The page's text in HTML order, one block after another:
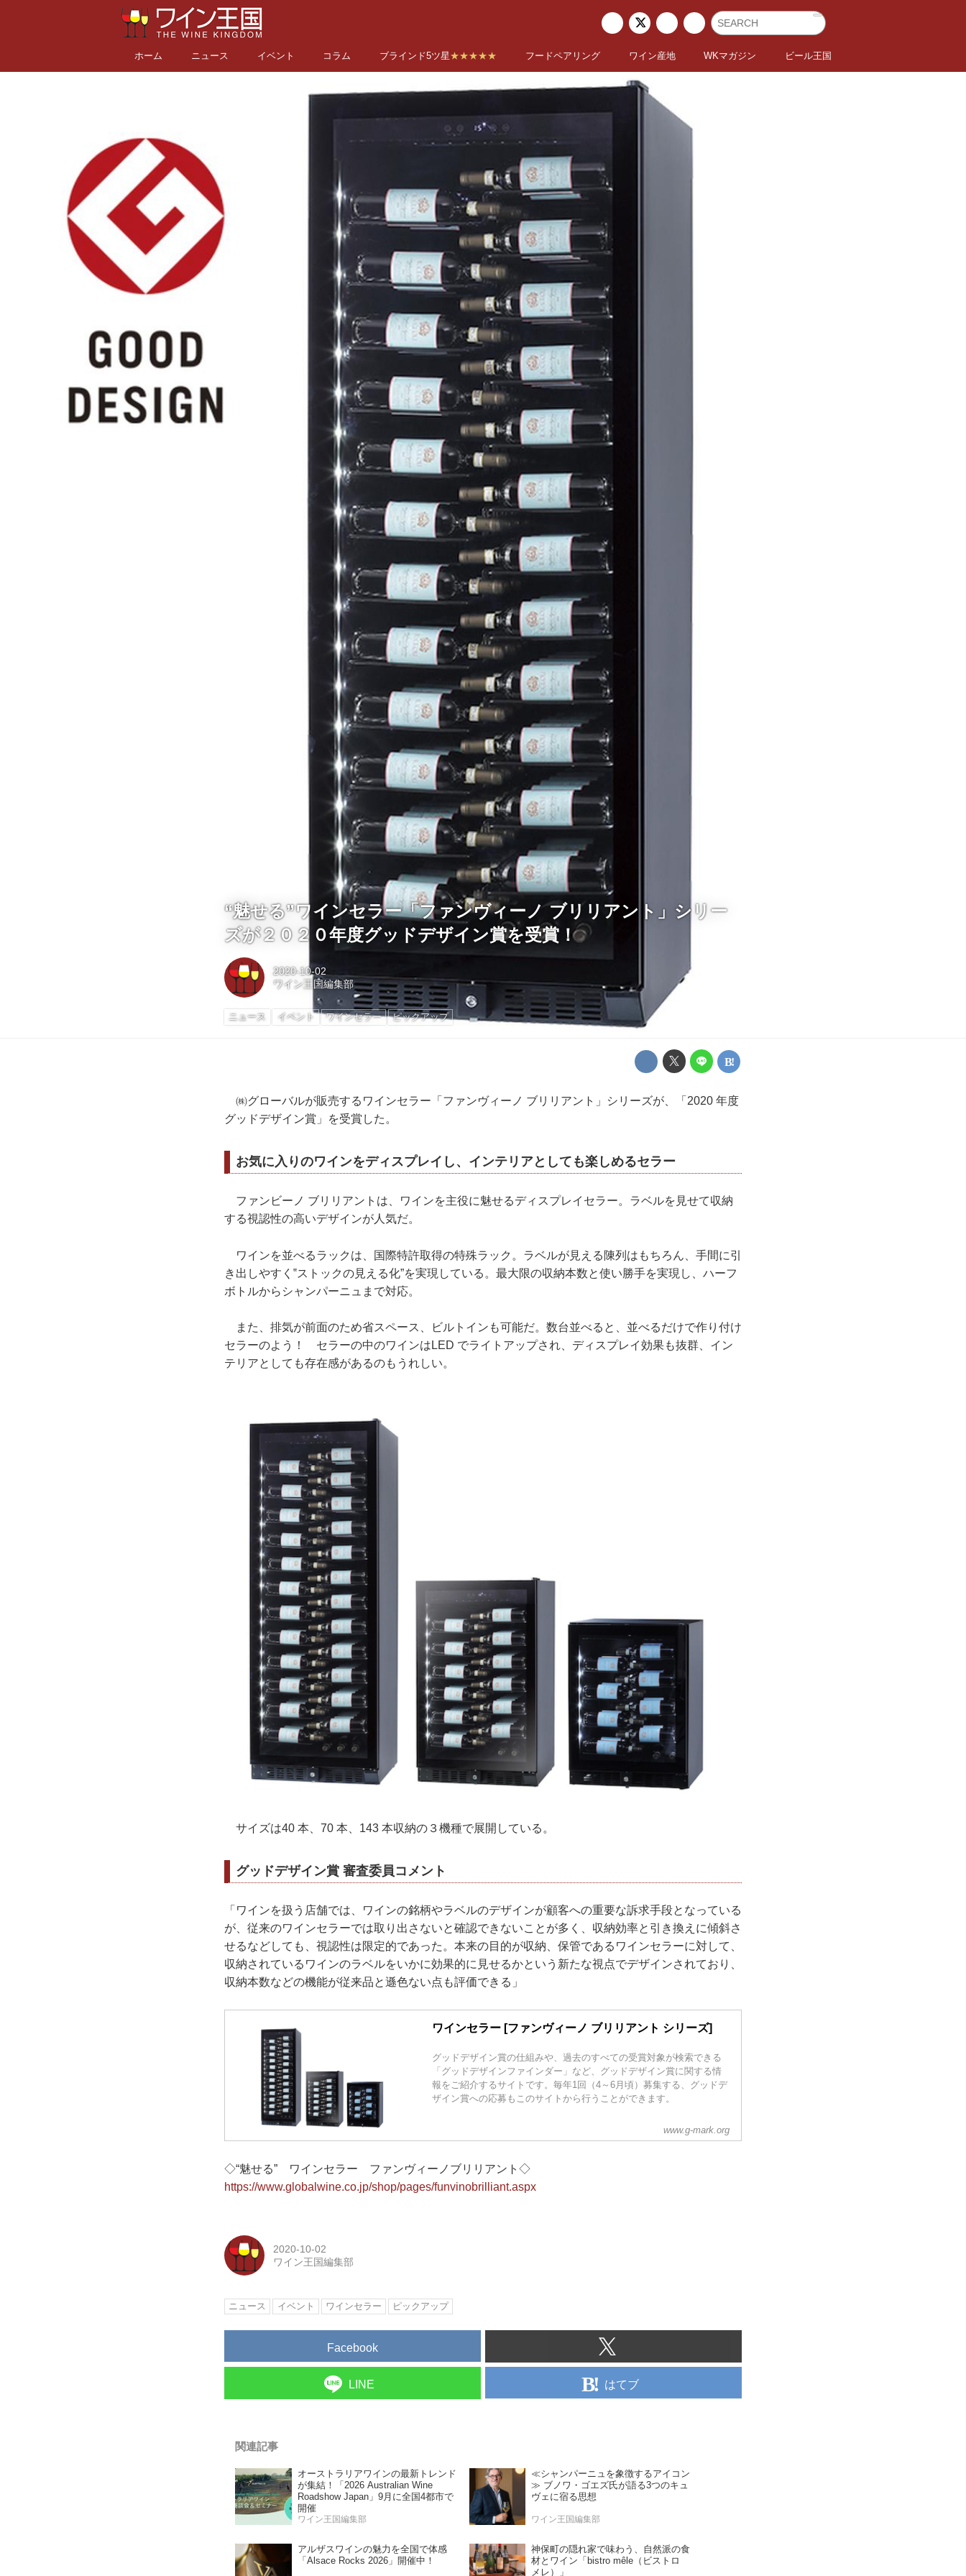
ホーム ニュース イベント コラム ブラインド5ツ星★★★★★ フードペアリング ワイン産地 WKマガジン ビール王国
“魅せる”ワインセラー「ファンヴィーノ ブリリアント」シリー
ズが２０２０年度グッドデザイン賞を受賞！
2020-10-02
ワイン王国編集部
ニュース イベント ワインセラー ピックアップ
㈱グローバルが販売するワインセラー「ファンヴィーノ ブリリアント」シリーズが、「2020 年度
グッドデザイン賞」を受賞した。
お気に入りのワインをディスプレイし、インテリアとしても楽しめるセラー
ファンビーノ ブリリアントは、ワインを主役に魅せるディスプレイセラー。ラベルを見せて収納
する視認性の高いデザインが人気だ。
ワインを並べるラックは、国際特許取得の特殊ラック。ラベルが見える陳列はもちろん、手間に引
き出しやすく‟ストックの見える化”を実現している。最大限の収納本数と使い勝手を実現し、ハーフ
ボトルからシャンパーニュまで対応。
また、排気が前面のため省スペース、ビルトインも可能だ。数台並べると、並べるだけで作り付け
セラーのよう！ セラーの中のワインはLED でライトアップされ、ディスプレイ効果も抜群、イン
テリアとしても存在感があるのもうれしい。
サイズは40 本、70 本、143 本収納の３機種で展開している。
グッドデザイン賞 審査委員コメント
「ワインを扱う店舗では、ワインの銘柄やラベルのデザインが顧客への重要な訴求手段となっている
が、従来のワインセラーでは取り出さないと確認できないことが多く、収納効率と引き換えに傾斜さ
せるなどしても、視認性は限定的であった。本来の目的が収納、保管であるワインセラーに対して、
収納されているワインのラベルをいかに効果的に見せるかという新たな視点でデザインされており、
収納本数などの機能が従来品と遜色ない点も評価できる」
ワインセラー [ファンヴィーノ ブリリアント シリーズ]
グッドデザイン賞の仕組みや、過去のすべての受賞対象が検索できる
「グッドデザインファインダー」など、グッドデザイン賞に関する情
報をご紹介するサイトです。毎年1回（4～6月頃）募集する、グッドデ
ザイン賞への応募もこのサイトから行うことができます。
www.g-mark.org
◇“魅せる” ワインセラー ファンヴィーノブリリアント◇
https://www.globalwine.co.jp/shop/pages/funvinobrilliant.aspx
2020-10-02
ワイン王国編集部
ニュース イベント ワインセラー ピックアップ
Facebook
LINE はてブ
関連記事
オーストラリアワインの最新トレンド
が集結！「2026 Australian Wine
Roadshow Japan」9月に全国4都市で
開催
ワイン王国編集部
≪シャンパーニュを象徴するアイコン
≫ ブノワ・ゴエズ氏が語る3つのキュ
ヴェに宿る思想
ワイン王国編集部
アルザスワインの魅力を全国で体感
「Alsace Rocks 2026」開催中！
神保町の隠れ家で味わう、自然派の食
材とワイン「bistro mêle（ビストロ
メレ）」